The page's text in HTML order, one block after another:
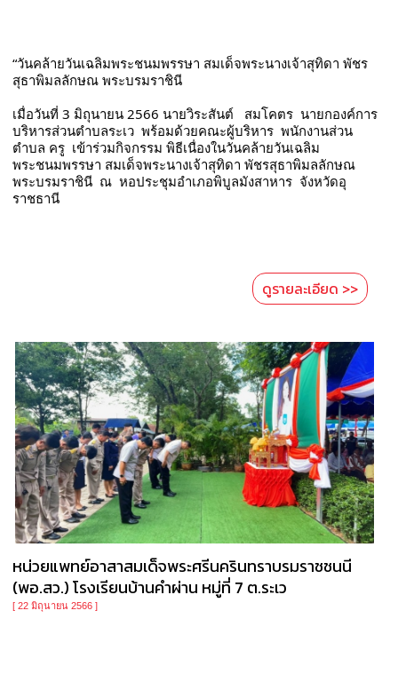
“วันคล้ายวันเฉลิมพระชนมพรรษา สมเด็จพระนางเจ้าสุทิดา พัชร
สุธาพิมลลักษณ พระบรมราชินี
เมื่อวันที่ 3 มิถุนายน 2566 นายวิระสันต์   สมโคตร  นายกองค์การ
บริหารส่วนตำบลระเว  พร้อมด้วยคณะผู้บริหาร  พนักงานส่วน
ตำบล ครู  เข้าร่วมกิจกรรม พิธีเนื่องในวันคล้ายวันเฉลิม
พระชนมพรรษา สมเด็จพระนางเจ้าสุทิดา พัชรสุธาพิมลลักษณ
พระบรมราชินี  ณ  หอประชุมอำเภอพิบูลมังสาหาร  จังหวัดอุ
ราชธานี
ดูรายละเอียด >>
หน่วยแพทย์อาสาสมเด็จพระศรีนครินทราบรมราชชนนี
(พอ.สว.) โรงเรียนบ้านคำผ่าน หมู่ที่ 7 ต.ระเว
[ 22 มิถุนายน 2566 ]